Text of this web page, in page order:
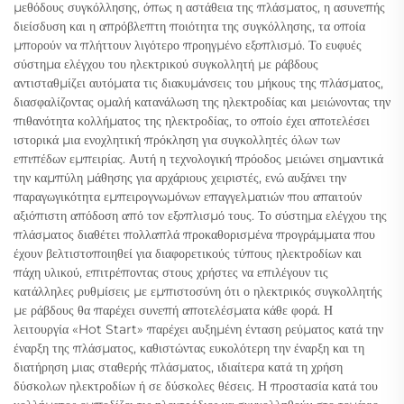
μεθόδους συγκόλλησης, όπως η αστάθεια της πλάσματος, η ασυνεπής
διείσδυση και η απρόβλεπτη ποιότητα της συγκόλλησης, τα οποία
μπορούν να πλήττουν λιγότερο προηγμένο εξοπλισμό. Το ευφυές
σύστημα ελέγχου του ηλεκτρικού συγκολλητή με ράβδους
αντισταθμίζει αυτόματα τις διακυμάνσεις του μήκους της πλάσματος,
διασφαλίζοντας ομαλή κατανάλωση της ηλεκτροδίας και μειώνοντας την
πιθανότητα κολλήματος της ηλεκτροδίας, το οποίο έχει αποτελέσει
ιστορικά μια ενοχλητική πρόκληση για συγκολλητές όλων των
επιπέδων εμπειρίας. Αυτή η τεχνολογική πρόοδος μειώνει σημαντικά
την καμπύλη μάθησης για αρχάριους χειριστές, ενώ αυξάνει την
παραγωγικότητα εμπειρογνωμόνων επαγγελματιών που απαιτούν
αξιόπιστη απόδοση από τον εξοπλισμό τους. Το σύστημα ελέγχου της
πλάσματος διαθέτει πολλαπλά προκαθορισμένα προγράμματα που
έχουν βελτιστοποιηθεί για διαφορετικούς τύπους ηλεκτροδίων και
πάχη υλικού, επιτρέποντας στους χρήστες να επιλέγουν τις
κατάλληλες ρυθμίσεις με εμπιστοσύνη ότι ο ηλεκτρικός συγκολλητής
με ράβδους θα παρέχει συνεπή αποτελέσματα κάθε φορά. Η
λειτουργία «Hot Start» παρέχει αυξημένη ένταση ρεύματος κατά την
έναρξη της πλάσματος, καθιστώντας ευκολότερη την έναρξη και τη
διατήρηση μιας σταθερής πλάσματος, ιδιαίτερα κατά τη χρήση
δύσκολων ηλεκτροδίων ή σε δύσκολες θέσεις. Η προστασία κατά του